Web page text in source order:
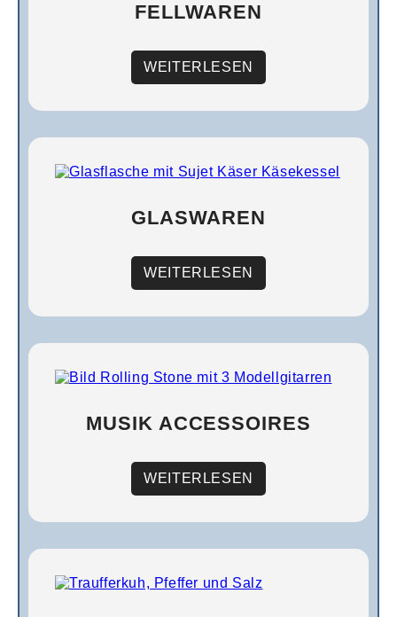
FELLWAREN
WEITERLESEN
GLASWAREN
WEITERLESEN
MUSIK ACCESSOIRES
WEITERLESEN